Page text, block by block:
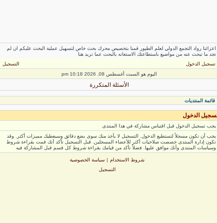
رواد التجمع الدولي لعلم الطيور قمنا بتخصيص محرك بحث خاص لتسهيل عملية البحث عليكم ان لم
ما تبحث عنه من مواضيع باستطاعتك الاستعانه بالبحث عما تريد هنا
الدخول
التسجيل
اليوم هو السبت أغسطس 08, 2026 10:18 pm
الأسئلة المتكررة
المنتديات
الدخول
تسجيل الدخول قبل اقتباس مشاركة في هذا المنتدى
أن تكون مسجلاً لتستطيع الدخول. التسجيل لا يأخذ منك سوى بضع دقائق وسيعطيك مميزات أكثر. وقد
إدارة المنتدى خصصت صلاحيات أكثر للأعضاء المسجلين. قبل التسجيل تأكد أنك قمت بقراءة شروط
المنتدى وأنك موافق عليها. فضلاً تأكد من قيامك بقراءة شروط كل قسم قبل المشاركة فيه
شروط الاستخدام | سياسة الخصوصية
التسجيل